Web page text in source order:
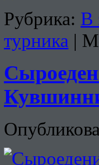
Рубрика: В
турника |